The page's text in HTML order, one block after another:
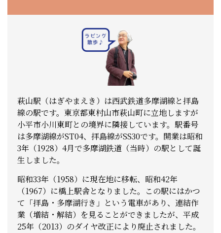
萩山駅（はぎやまえき）は西武鉄道多摩湖線と拝島
線の駅です。東京都東村山市萩山町に立地しますが
小平市小川東町との境界に隣接しています。駅番号
は多摩湖線がST04、拝島線がSS30です。開業は昭和
3年（1928）4月で多摩湖鉄道（当時）の駅として誕
生しました。
昭和33年（1958）に現在地に移転、昭和42年
（1967）に橋上駅舎となりました。この駅にはかつ
て「拝島・多摩湖行き」という電車があり、連結作
業（増結・解結）を見ることができましたが、平成
25年（2013）のダイヤ改正により廃止されました。